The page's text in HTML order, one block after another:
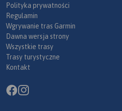
Polityka prywatności
Regulamin
Wgrywanie tras Garmin
Dawna wersja strony
Wszystkie trasy
Trasy turystyczne
Kontakt